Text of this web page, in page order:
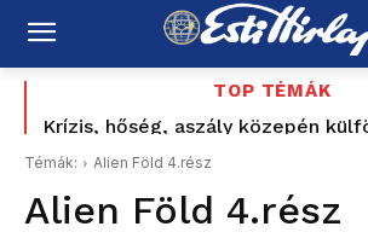
TOP TÉMÁK
Krízis, hőség, aszály közepén
vízügyi államtitkár? Kelemen
Felföldi József korábbi nyílt
kéri Magyar Pétert: „Nem
Témák: Alien Föld 4.rész
Alien Föld 4.rész